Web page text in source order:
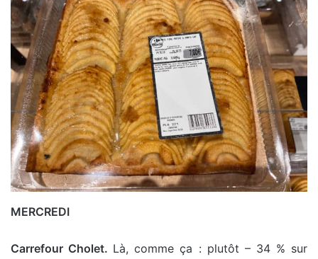
MERCREDI
Carrefour Cholet. Là, comme ça : plutôt – 34 % sur